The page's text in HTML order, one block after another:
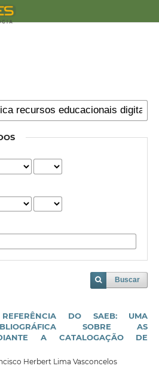
Buscar
DO SAEB: UMA
SOBRE AS
A CATALOGAÇÃO DE
Herbert Lima Vasconcelos